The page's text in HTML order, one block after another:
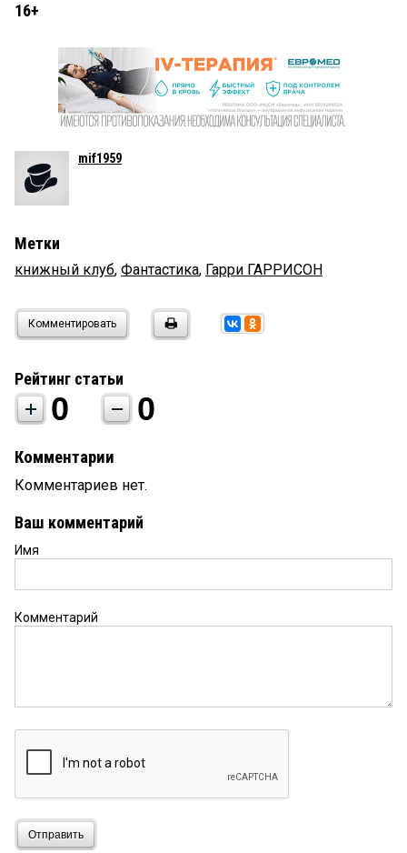
16+
mif1959
Метки
книжный клуб, Фантастика, Гарри ГАРРИСОН
Комментировать
Рейтинг статьи
0 0
Комментарии
Комментариев нет.
Ваш комментарий
Имя
Комментарий
Отправить